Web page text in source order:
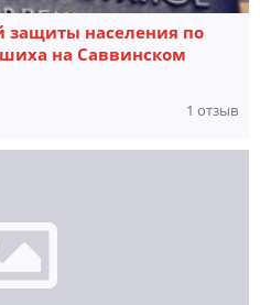
защиты населения по
на Саввинском
1 отзыв